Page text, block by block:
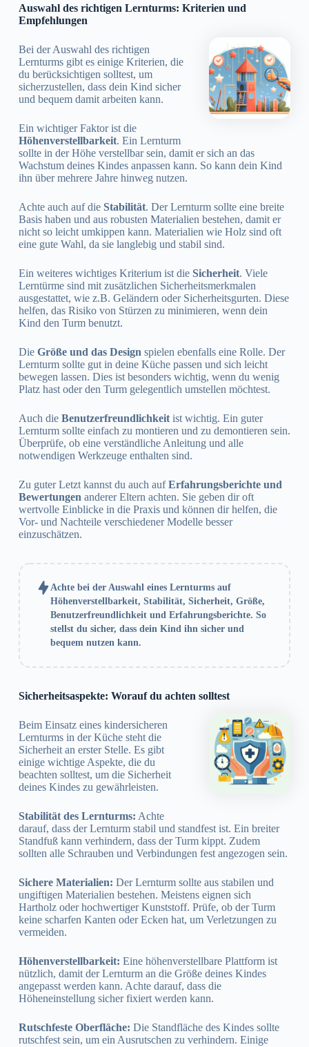
Auswahl des richtigen Lernturms: Kriterien und
Empfehlungen
Bei der Auswahl des richtigen
Lernturms gibt es einige Kriterien, die
du berücksichtigen solltest, um
sicherzustellen, dass dein Kind sicher
und bequem damit arbeiten kann.
Ein wichtiger Faktor ist die
Höhenverstellbarkeit. Ein Lernturm
sollte in der Höhe verstellbar sein, damit er sich an das
Wachstum deines Kindes anpassen kann. So kann dein Kind
ihn über mehrere Jahre hinweg nutzen.
Achte auch auf die Stabilität. Der Lernturm sollte eine breite
Basis haben und aus robusten Materialien bestehen, damit er
nicht so leicht umkippen kann. Materialien wie Holz sind oft
eine gute Wahl, da sie langlebig und stabil sind.
Ein weiteres wichtiges Kriterium ist die Sicherheit. Viele
Lerntürme sind mit zusätzlichen Sicherheitsmerkmalen
ausgestattet, wie z.B. Geländern oder Sicherheitsgurten. Diese
helfen, das Risiko von Stürzen zu minimieren, wenn dein
Kind den Turm benutzt.
Die Größe und das Design spielen ebenfalls eine Rolle. Der
Lernturm sollte gut in deine Küche passen und sich leicht
bewegen lassen. Dies ist besonders wichtig, wenn du wenig
Platz hast oder den Turm gelegentlich umstellen möchtest.
Auch die Benutzerfreundlichkeitist wichtig. Ein guter
Lernturm sollte einfach zu montieren und zu demontieren sein.
Überprüfe, ob eine verständliche Anleitung und alle
notwendigen Werkzeuge enthalten sind.
Zu guter Letzt kannst du auch aufErfahrungsberichte und
Bewertungen anderer Eltern achten. Sie geben dir oft
wertvolle Einblicke in die Praxis und können dir helfen, die
Vor- und Nachteile verschiedener Modelle besser
einzuschätzen.
Achte bei der Auswahl eines Lernturms auf
Höhenverstellbarkeit, Stabilität, Sicherheit, Größe,
Benutzerfreundlichkeit und Erfahrungsberichte. So
stellst du sicher, dass dein Kind ihn sicher und
bequem nutzen kann.
Sicherheitsaspekte: Worauf du achten solltest
Beim Einsatz eines kindersicheren
Lernturms in der Küche steht die
Sicherheit an erster Stelle. Es gibt
einige wichtige Aspekte, die du
beachten solltest, um die Sicherheit
deines Kindes zu gewährleisten.
Stabilität des Lernturms: Achte
darauf, dass der Lernturm stabil und standfest ist. Ein breiter
Standfuß kann verhindern, dass der Turm kippt. Zudem
sollten alle Schrauben und Verbindungen fest angezogen sein.
Sichere Materialien: Der Lernturm sollte aus stabilen und
ungiftigen Materialien bestehen. Meistens eignen sich
Hartholz oder hochwertiger Kunststoff. Prüfe, ob der Turm
keine scharfen Kanten oder Ecken hat, um Verletzungen zu
vermeiden.
Höhenverstellbarkeit: Eine höhenverstellbare Plattform ist
nützlich, damit der Lernturm an die Größe deines Kindes
angepasst werden kann. Achte darauf, dass die
Höheneinstellung sicher fixiert werden kann.
Rutschfeste Oberfläche: Die Standfläche des Kindes sollte
rutschfest sein, um ein Ausrutschen zu verhindern. Einige